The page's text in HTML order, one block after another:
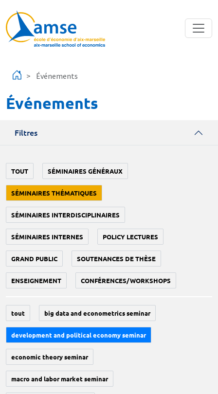
Événements
Événements
Filtres
TOUT SÉMINAIRES GÉNÉRAUX
SÉMINAIRES THÉMATIQUES
SÉMINAIRES INTERDISCIPLINAIRES
SÉMINAIRES INTERNES POLICY LECTURES
GRAND PUBLIC SOUTENANCES DE THÈSE
ENSEIGNEMENT CONFÉRENCES/WORKSHOPS
tout big data and econometrics seminar
development and political economy seminar
economic theory seminar
macro and labor market seminar